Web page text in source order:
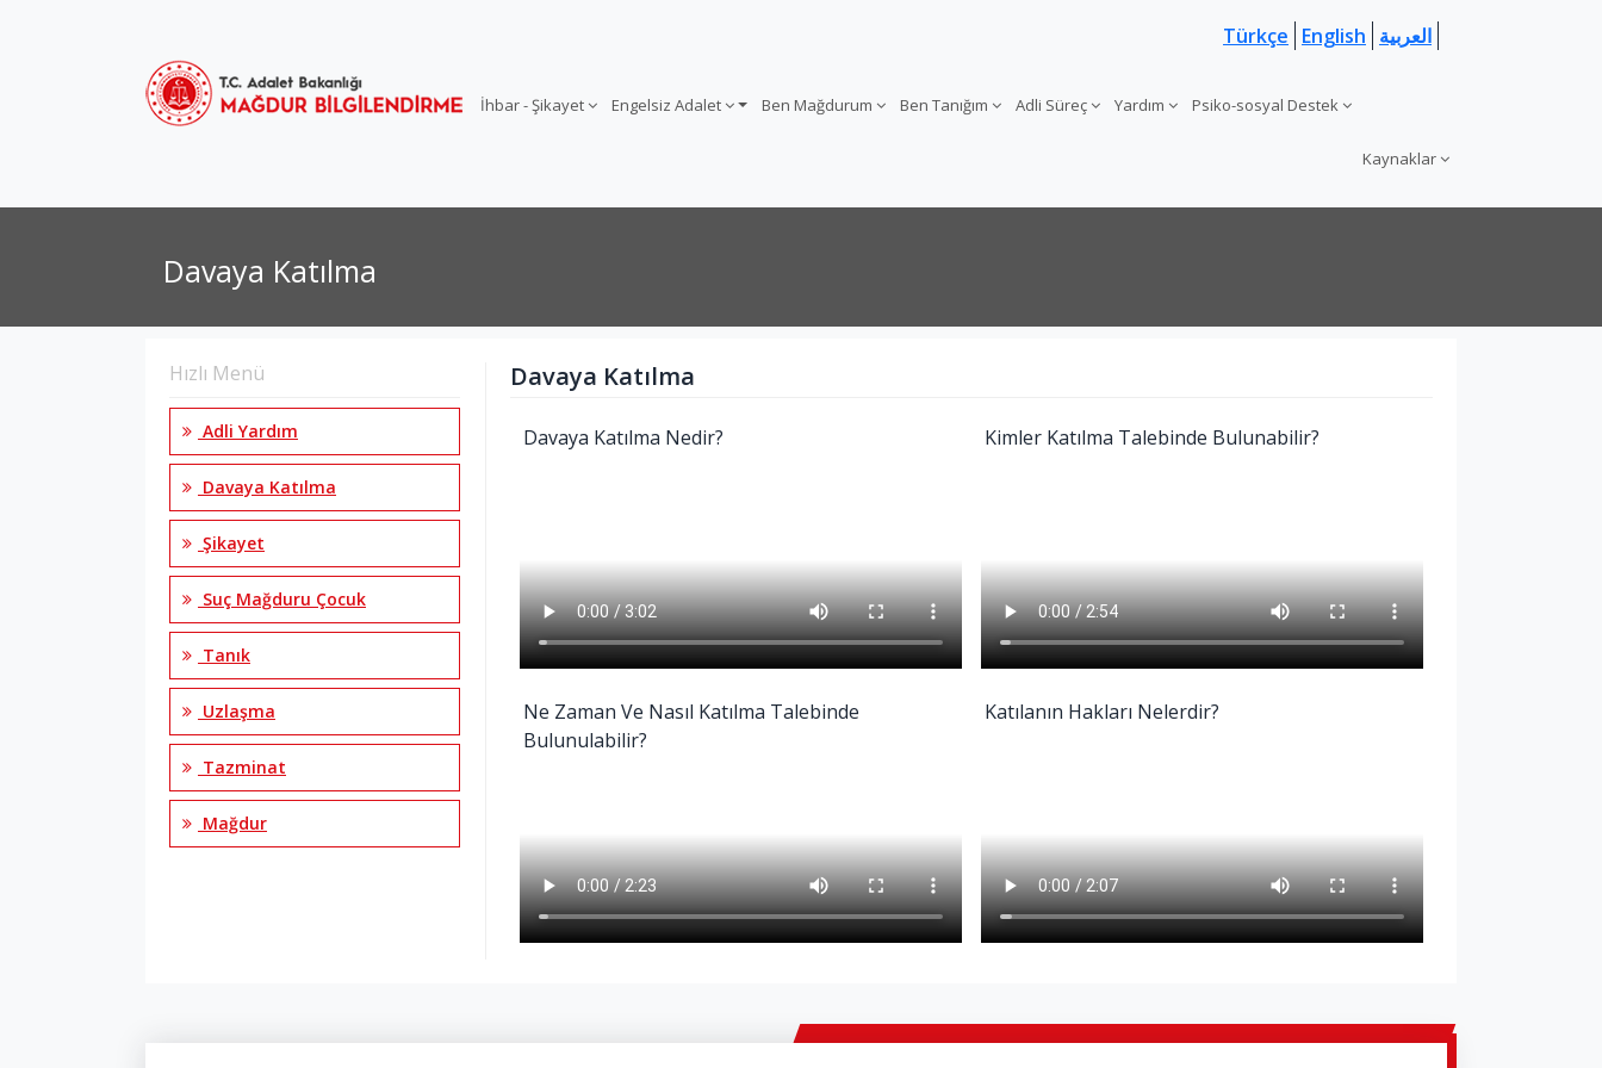
Türkçe English العربية
İhbar - Şikayet Engelsiz Adalet Ben Mağdurum Ben Tanığım Adli Süreç Yardım Psiko-sosyal Destek
Kaynaklar
Davaya Katılma
Hızlı Menü
Adli Yardım
Davaya Katılma
Şikayet
Suç Mağduru Çocuk
Tanık
Uzlaşma
Tazminat
Mağdur
Davaya Katılma
Davaya Katılma Nedir? Kimler Katılma Talebinde Bulunabilir?
Ne Zaman Ve Nasıl Katılma Talebinde
Bulunulabilir?
Katılanın Hakları Nelerdir?